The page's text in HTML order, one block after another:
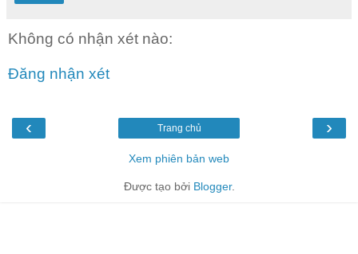
Không có nhận xét nào:
Đăng nhận xét
‹ ›
Trang chủ
Xem phiên bản web
Được tạo bởi Blogger.